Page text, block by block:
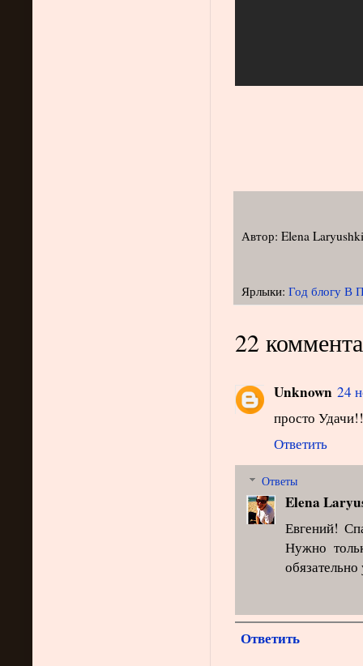
Автор: Elena
Ярлыки: Год блогу В
22
Unknown 24
просто
Ответить
Ответы
Elena
Евгений!
Нужно
Ответить